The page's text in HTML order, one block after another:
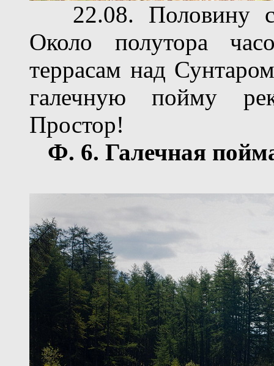
22.08. Половину
Около полутора
террасам над
галечную пойму
Простор!
Ф. 6. Галечная